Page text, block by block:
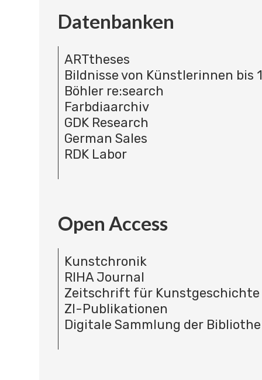
Datenbanken
ARTtheses
Bildnisse von Künstlerinnen bis
Böhler re:search
Farbdiaarchiv
GDK Research
German Sales
RDK Labor
Open Access
Kunstchronik
RIHA Journal
Zeitschrift für Kunstgeschichte
ZI-Publikationen
Digitale Sammlung der